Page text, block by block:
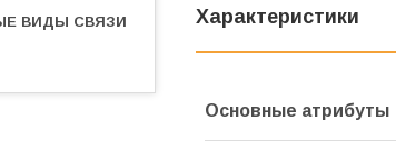
Характеристики
Основные атрибуты